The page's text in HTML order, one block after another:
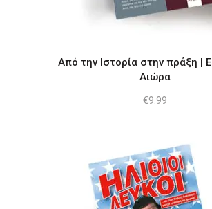
Από την Ιστορία στην πράξη |
Αιώρα
€9.99